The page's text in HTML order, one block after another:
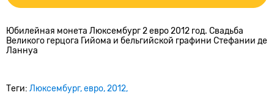
Юбилейная монета Люксембург 2 евро 2012 год. Свадьба
Великого герцога Гийома и бельгийской графини Стефании де
Ланнуа
Теги: Люксембург евро 2012